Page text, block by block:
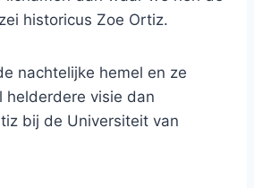
historicus Zoe Ortiz.
nachtelijke hemel en ze
helderdere visie dan
bij de Universiteit van